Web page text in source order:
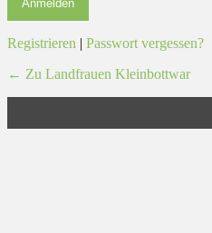
Registrieren | Passwort vergessen?
← Zu Landfrauen Kleinbottwar